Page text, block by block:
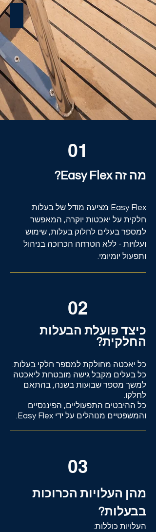
BALI 5.2
01
מה זה Easy Flex?
Easy Flex מציעה מודל של בעלות
חלקית על יאכטות יוקרה, המאפשר
למספר בעלים לחלוק בעלות, שימוש
ועלויות - ללא הטרחה הכרוכה בניהול
ותפעול יומיומי.
02
כיצד פועלת הבעלות
החלקית?
כל יאכטה מחולקת למספר חלקי בעלות.
כל בעלים מקבל גישה מובטחת ליאכטה
למשך מספר שבועות בשנה, בהתאם
לחלקו.
כל ההיבטים התפעוליים, הפיננסיים
והמשפטיים מנוהלים על ידי Easy Flex.
03
מהן העלויות הכרוכות
בבעלות?
העלויות כוללות: